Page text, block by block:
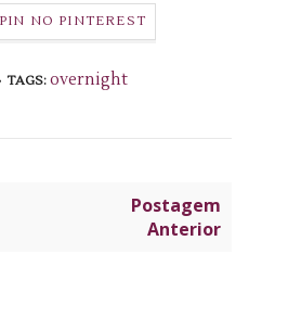
PIN NO PINTEREST
TAGS: overnight
Postagem
Anterior